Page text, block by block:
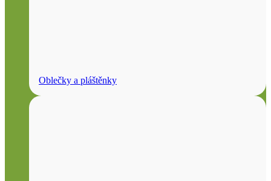
Oblečky a pláštěnky